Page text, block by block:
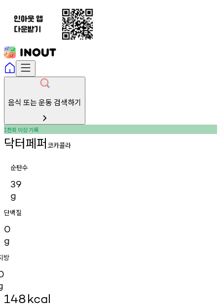
음식 또는 운동 검색하기
1천회 이상기록
닥터페퍼코카콜라
순탄수
39
g
단백질
0
g
방
148kcal